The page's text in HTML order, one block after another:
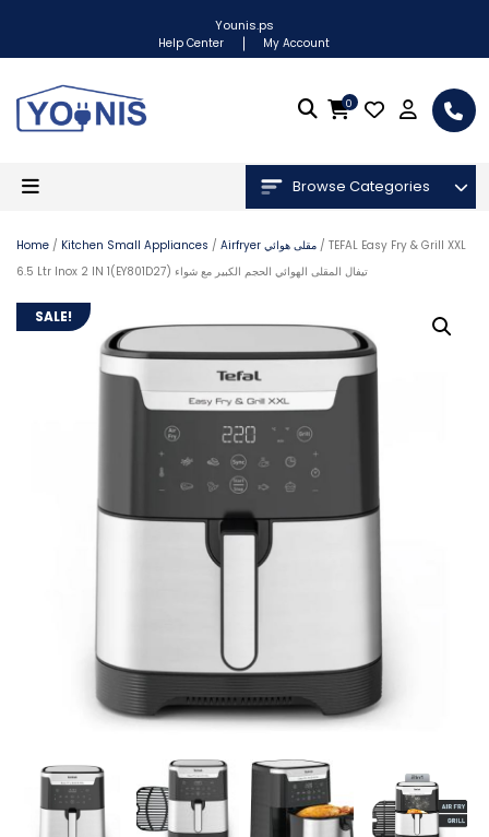
Younis.ps
Help Center My Account
0
Browse Categories
Home / Kitchen Small Appliances / Airfryer مقلى هوائي / TEFAL Easy Fry & Grill XXL
6.5 Ltr Inox 2 IN 1(EY801D27) تيفال المقلى الهوائي الحجم الكبير مع شواء
SALE!